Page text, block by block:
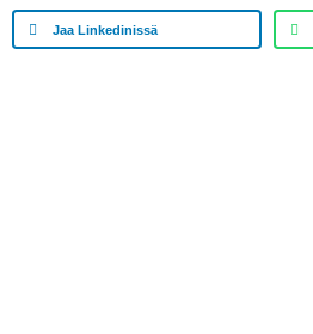
Jaa Linkedinissä